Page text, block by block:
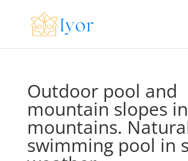
Outdoor pool and
mountain slopes
mountains.
swimming pool in